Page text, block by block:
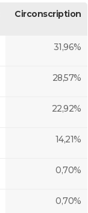
Circonscription
31,96%
28,57%
22,92%
14,21%
0,70%
0,70%